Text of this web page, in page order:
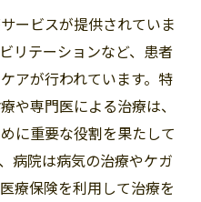
ービスが提供されていま
リテーションなど、患者
アが行われています。特
や専門医による治療は、
に重要な役割を果たして
病院は病気の治療やケガ
療保険を利用して治療を